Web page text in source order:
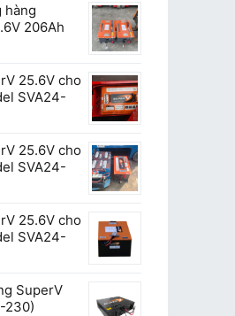
hàng
206Ah
25.6V cho
SVA24-
25.6V cho
SVA24-
25.6V cho
SVA24-
SuperV
230)